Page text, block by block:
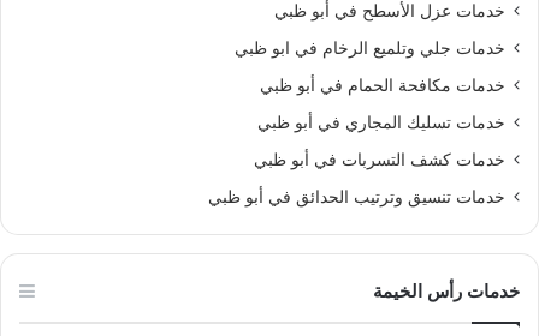
خدمات عزل الأسطح في أبو ظبي
خدمات جلي وتلميع الرخام في ابو ظبي
خدمات مكافحة الحمام في أبو ظبي
خدمات تسليك المجاري في أبو ظبي
خدمات كشف التسربات في أبو ظبي
خدمات تنسيق وترتيب الحدائق في أبو ظبي
خدمات رأس الخيمة